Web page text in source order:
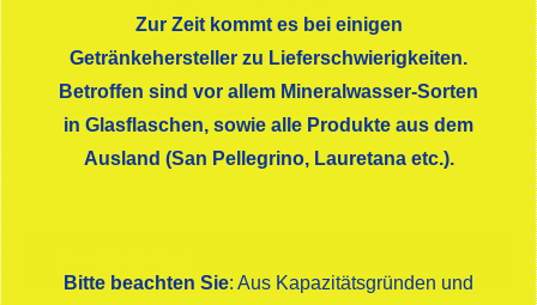
12x1,00
Menge
Zur Zeit kommt es bei einigen
Getränkehersteller zu Lieferschwierigkeiten.
Betroffen sind vor allem Mineralwasser-Sorten
in Glasflaschen, sowie alle Produkte aus dem
Ausland (San Pellegrino, Lauretana etc.).
Bitte beachten Sie: Aus Kapazitätsgründen und